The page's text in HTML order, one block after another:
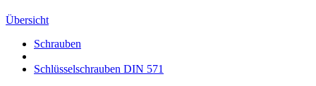
Übersicht
Schrauben
Schlüsselschrauben DIN 571